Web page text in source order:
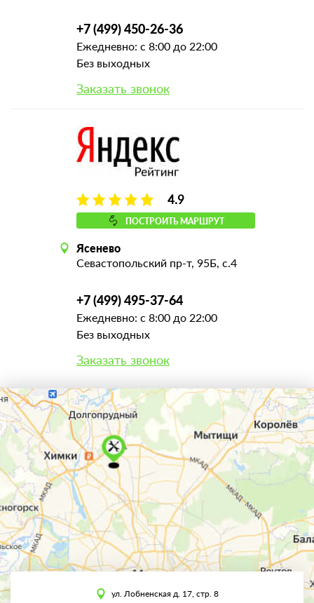
+7 (499) 450-26-36
Ежедневно: с 8:00 до 22:00
Без выходных
Заказать звонок
4.9
ПОСТРОИТЬ МАРШРУТ
Ясенево
Севастопольский пр-т, 95Б, с.4
+7 (499) 495-37-64
Ежедневно: с 8:00 до 22:00
Без выходных
Заказать звонок
ул. Лобненская д. 17, стр. 8